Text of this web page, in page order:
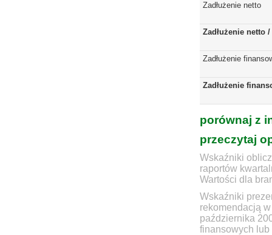
Zadłużenie netto
Zadłużenie netto
Zadłużenie
Zadłużenie
porównaj z
przeczytaj
Wskaźniki
raportów
Wartości dla
Wskaźniki
rekomendacją
października
finansowych lub